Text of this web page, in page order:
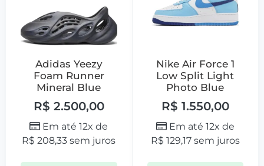
Adidas Yeezy
Foam Runner
Mineral Blue
R$ 2.500,00
Em até 12x de
R$ 208,33 sem juros
Nike Air Force 1
Low Split Light
Photo Blue
R$ 1.550,00
Em até 12x de
R$ 129,17sem juros